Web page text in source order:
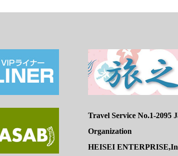
Travel Service No.1-2095
Organization
HEISEI